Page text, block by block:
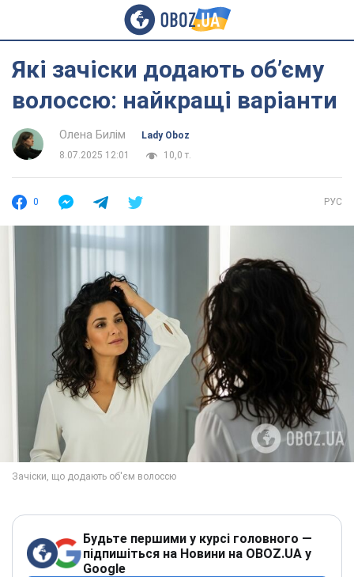
Які зачіски додають обʼєму
волоссю: найкращі варіанти
Олена Билім
Lady Oboz
8.07.2025 12:01
10,0 т.
0 РУС
Будьте першими у курсі головного —
підпишіться на Новини на OBOZ.UA у
Google